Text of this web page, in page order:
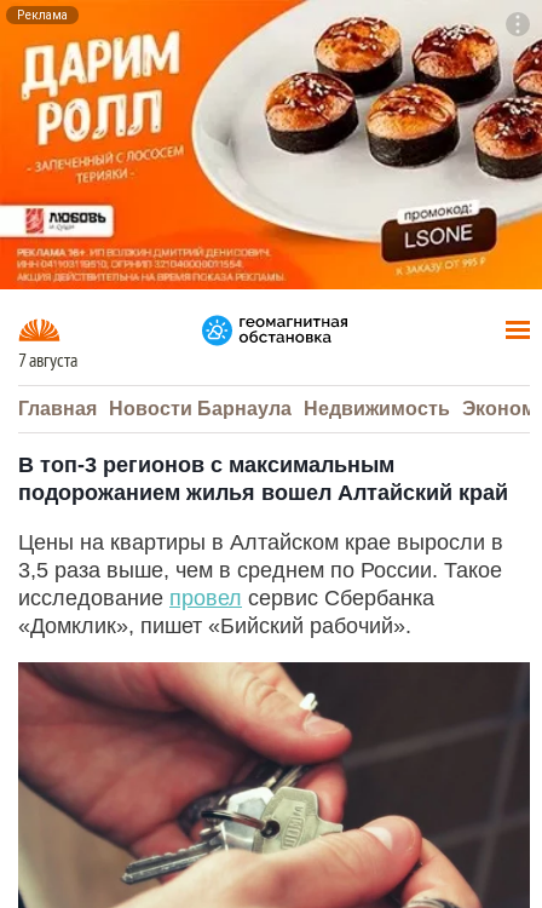
Реклама
7 августа
Главная Новости Барнаула Недвижимость
В топ-3 регионов с максимальным
подорожанием жилья вошел Алтайский край
Цены на квартиры в Алтайском крае выросли в
3,5 раза выше, чем в среднем по России. Такое
исследование провел сервис Сбербанка
«Домклик», пишет «Бийский рабочий».